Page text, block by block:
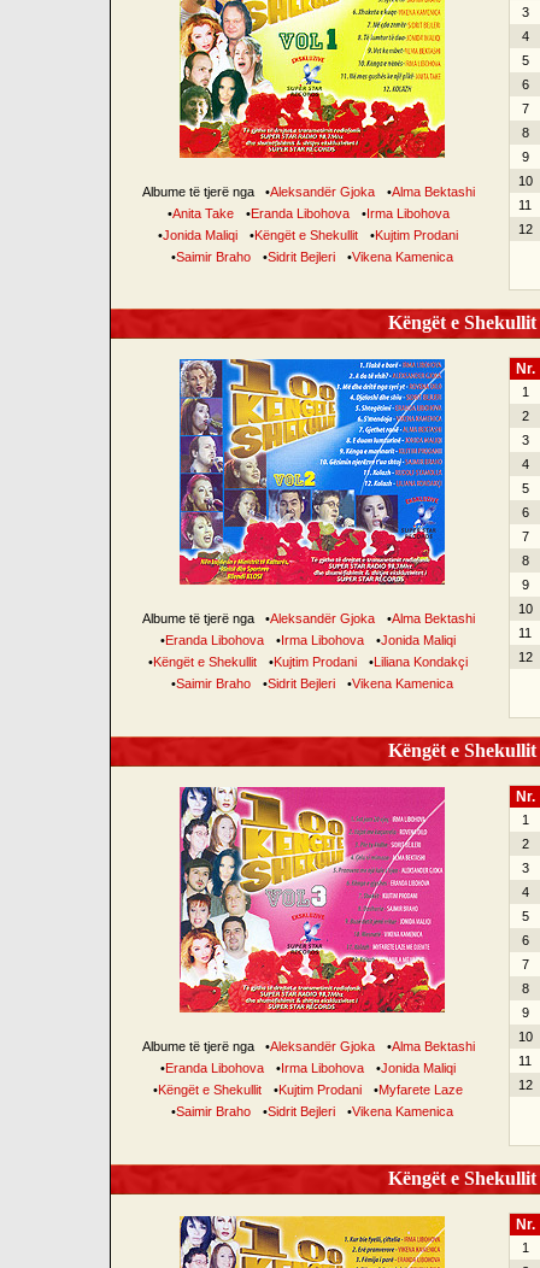
Albume të tjerë nga •Aleksandër Gjoka •Alma Bektashi
•Anita Take •Eranda Libohova •Irma Libohova
•Jonida Maliqi •Këngët e Shekullit •Kujtim Prodani
•Saimir Braho •Sidrit Bejleri •Vikena Kamenica
3
4
5
6
7
8
9
10
11
12
Këngët e
Albume të tjerë nga •Aleksandër Gjoka •Alma Bektashi
•Eranda Libohova •Irma Libohova •Jonida Maliqi
•Këngët e Shekullit •Kujtim Prodani •Liliana Kondakçi
•Saimir Braho •Sidrit Bejleri •Vikena Kamenica
Nr.
1
2
3
4
5
6
7
8
9
10
11
12
Këngët e
Albume të tjerë nga •Aleksandër Gjoka •Alma Bektashi
•Eranda Libohova •Irma Libohova •Jonida Maliqi
•Këngët e Shekullit •Kujtim Prodani •Myfarete Laze
•Saimir Braho •Sidrit Bejleri •Vikena Kamenica
Nr.
1
2
3
4
5
6
7
8
9
10
11
12
Këngët e
Nr.
1